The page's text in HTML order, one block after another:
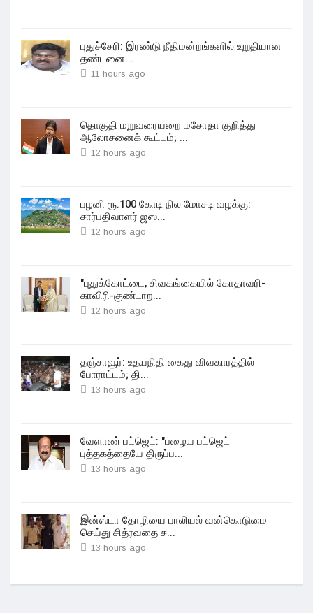
புதுச்சேரி: இரண்டு நீதிமன்றங்களில் உறுதியான
தண்டனை...
11 hours ago
தொகுதி மறுவரையறை மசோதா குறித்து
ஆலோசனைக் கூட்டம்; ...
12 hours ago
பழனி ரூ.100 கோடி நில மோசடி வழக்கு:
சார்பதிவாளர் ஜஸ...
12 hours ago
"புதுக்கோட்டை, சிவகங்கையில் கோதாவரி-
காவிரி-குண்டாற...
12 hours ago
தஞ்சாவூர்: உதயநிதி கைது விவகாரத்தில்
போராட்டம்; தி...
13 hours ago
வேளாண் பட்ஜெட்: "பழைய பட்ஜெட்
புத்தகத்தையே திருப்ப...
13 hours ago
இன்ஸ்டா தோழியை பாலியல் வன்கொடுமை
செய்து சித்ரவதை ச...
13 hours ago